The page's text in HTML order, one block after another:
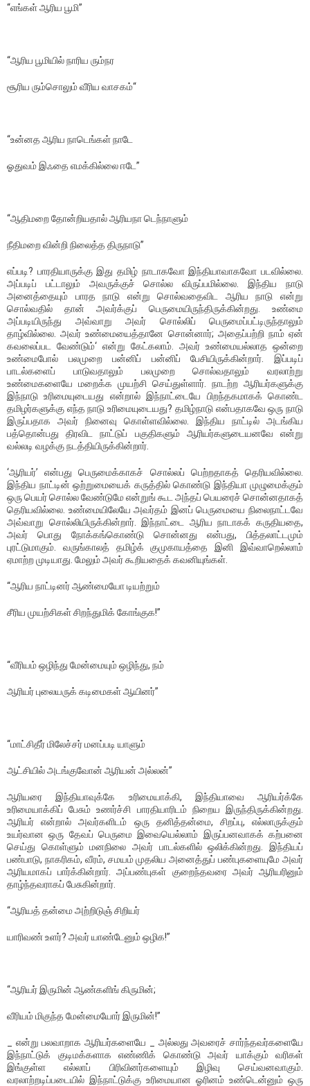
“எங்கள் ஆரிய பூமி”
“ஆரிய பூமியில் நாரிய ரும்நர
சூரிய ரும்சொலும் வீரிய வாசகம்“
“உன்னத ஆரிய நாடெங்கள் நாடே
ஓதுவம் இஃதை எமக்கில்லை ஈடே”
“ஆதிமறை தோன்றியதால் ஆரியநா டெந்நாளும்
நீதிமறை வின்றி நிலைத்த திருநாடு”
எப்படி? பாரதியாருக்கு இது தமிழ் நாடாகவோ இந்தியாவாகவோ படவில்லை.
அப்படிப் பட்டாலும் அவருக்குச் சொல்ல விருப்பமில்லை. இந்திய நாடு
அனைத்தையும் பாரத நாடு என்று சொல்வதைவிட ஆரிய நாடு என்று
சொல்வதில் தான் அவர்க்குப் பெருமையிருந்திருக்கின்றது. உண்மை
அப்படியிருந்து அவ்வாறு அவர் சொல்லிப் பெருமைப்பட்டிருந்தாலும்
தாழ்வில்லை. அவர் உண்மையைத்தானே சொன்னார்; அதைப்பற்றி நாம் ஏன்
கவலைப்பட வேண்டும்‘ என்று கேட்கலாம். அவர் உண்மையல்லாத ஒன்றை
உண்மைபோல் பலமுறை பன்னிப் பன்னிப் பேசியிருக்கின்றார். இப்படிப்
பாடல்களைப் பாடுவதாலும் பலமுறை சொல்வதாலும் வரலாற்று
உண்மைகளையே மறைக்க முயற்சி செய்துள்ளார். நாடற்ற ஆரியர்களுக்கு
இந்நாடு உரிமையுடையது என்றால் இந்நாட்டையே பிறந்தகமாகக் கொண்ட
தமிழர்களுக்கு எந்த நாடு உரிமையுடையது? தமிழ்நாடு என்பதாகவே ஒரு நாடு
இருப்பதாக அவர் நினைவு கொள்ளவில்லை. இந்திய நாட்டில் அடங்கிய
பத்தொன்பது திரவிட நாட்டுப் பகுதிகளும் ஆரியர்களுடையனவே என்று
வல்லடி வழக்கு நடத்தியிருக்கின்றார்.
‘ஆரியர்’ என்பது பெருமைக்காகச் சொல்லப் பெற்றதாகத் தெரியவில்லை.
இந்திய நாட்டின் ஒற்றுமையைக் கருத்தில் கொண்டு இந்தியா முழுமைக்கும்
ஒரு பெயர் சொல்ல வேண்டுமே என்றுங் கூட அந்தப் பெயரைச் சொன்னதாகத்
தெரியவில்லை. உண்மையிலேயே அவர்தம் இனப் பெருமையை நிலைநாட்டவே
அவ்வாறு சொல்லியிருக்கின்றார். இந்நாட்டை ஆரிய நாடாகக் கருதியதை,
அவர் பொது நோக்கங்கொண்டு சொன்னது என்பது, பித்தலாட்டமும்
புரட்டுமாகும். வருங்காலத் தமிழ்க் குமுகாயத்தை இனி இவ்வாறெல்லாம்
ஏமாற்ற முடியாது. மேலும் அவர் கூறியதைக் கவனியுங்கள்.
“ஆரிய நாட்டினர் ஆண்மையோ டியற்றும்
சீரிய முயற்சிகள் சிறந்துமிக் கோங்குக!”
“வீரியம் ஒழிந்து மேன்மையும் ஒழிந்து, நம்
ஆரியர் புலையருக் கடிமைகள் ஆயினர்”
“மாட்சிதீர் மிலேச்சர் மனப்படி யாளும்
ஆட்சியில் அடங்குவோன் ஆரியன் அல்லன்”
ஆரியரை இந்தியாவுக்கே உரிமையாக்கி, இந்தியாவை ஆரியர்க்கே
உரிமையாக்கிப் பேசும் உணர்ச்சி பாரதியாரிடம் நிறைய இருந்திருக்கின்றது.
ஆரியர் என்றால் அவர்களிடம் ஒரு தனித்தன்மை, சிறப்பு, எல்லாருக்கும்
உயர்வான ஒரு தேவப் பெருமை இவையெல்லாம் இருப்பனவாகக் கற்பனை
செய்து கொள்ளும் மனநிலை அவர் பாடல்களில் ஒலிக்கின்றது. இந்தியப்
பண்பாடு, நாகரிகம், வீரம், சமயம் முதலிய அனைத்துப் பண்புகளையுமே அவர்
ஆரியமாகப் பார்க்கின்றார். அப்பண்புகள் குறைந்தவரை அவர் ஆரியரினும்
தாழ்ந்தவராகப் பேசுகின்றார்.
“ஆரியத் தன்மை அற்றிடுஞ் சிறியர்
யாரிவண் உளர்? அவர் யாண்டேனும் ஒழிக!”
“ஆரியர் இருமின் ஆண்களிங் கிருமின்;
வீரியம் மிகுந்த மேன்மையோர் இருமின்!”
_ என்று பலவாறாக ஆரியர்களையே _ அல்லது அவரைச் சார்ந்தவர்களையே
இந்நாட்டுக் குடிமக்களாக எண்ணிக் கொண்டு அவர் யாக்கும் வரிகள்
இங்குள்ள எல்லாப் பிரிவினர்களையும் இழிவு செய்வனவாகும்.
வரலாற்றடிப்படையில் இந்நாட்டுக்கு உரிமையான ஓரினம் உண்டென்னும் ஒரு